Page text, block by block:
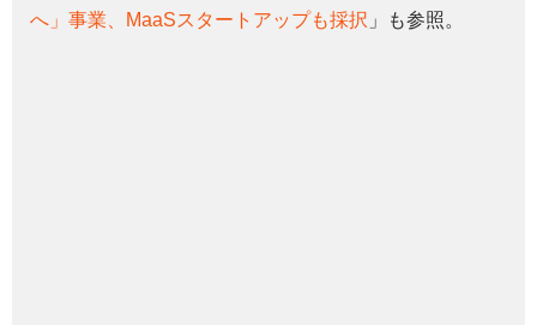
へ」事業、MaaSスタートアップも採択 」も参照。